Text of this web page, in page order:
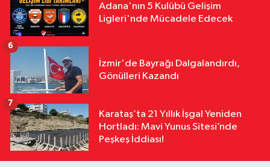
Adana'nın 5 Kulübü Gelişim
Ligleri'nde Mücadele Edecek
İzmir'de Bayrağı Dalgalandırdı,
Gönülleri Kazandı
6
Karataş’ta 21 Yıllık İşgal Yeniden
Hortladı: Mavi Yunus Sitesi’nde
Peşkeş İddiası!
7